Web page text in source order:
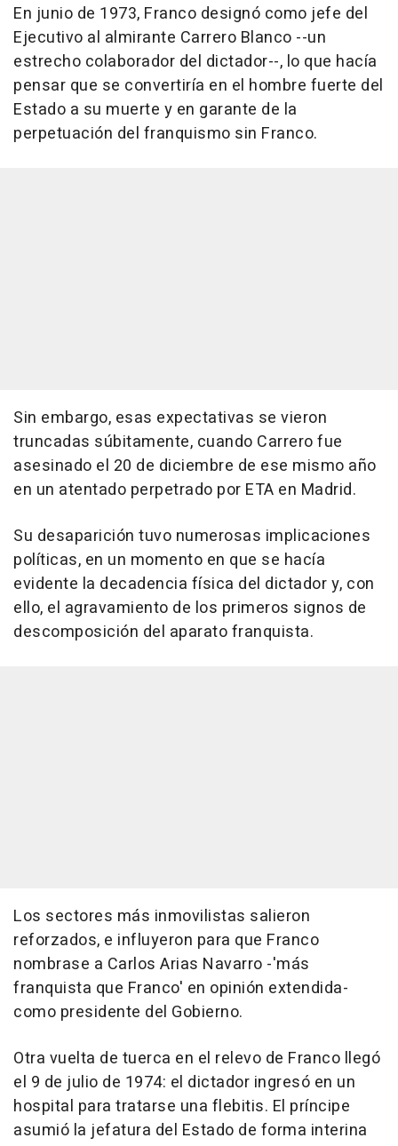
En junio de 1973, Franco designó como jefe del
Ejecutivo al almirante Carrero Blanco --un
estrecho colaborador del dictador--, lo que hacía
pensar que se convertiría en el hombre fuerte del
Estado a su muerte y en garante de la
perpetuación del franquismo sin Franco.
Sin embargo, esas expectativas se vieron
truncadas súbitamente, cuando Carrero fue
asesinado el 20 de diciembre de ese mismo año
en un atentado perpetrado por ETA en Madrid.
Su desaparición tuvo numerosas implicaciones
políticas, en un momento en que se hacía
evidente la decadencia física del dictador y, con
ello, el agravamiento de los primeros signos de
descomposición del aparato franquista.
Los sectores más inmovilistas salieron
reforzados, e influyeron para que Franco
nombrase a Carlos Arias Navarro -'más
franquista que Franco' en opinión extendida-
como presidente del Gobierno.
Otra vuelta de tuerca en el relevo de Franco llegó
el 9 de julio de 1974: el dictador ingresó en un
hospital para tratarse una flebitis. El príncipe
asumió la jefatura del Estado de forma interina